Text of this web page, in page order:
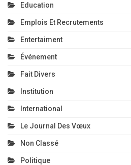
Education
Emplois Et Recrutements
Entertaiment
Événement
Fait Divers
Institution
International
Le Journal Des Vœux
Non Classé
Politique